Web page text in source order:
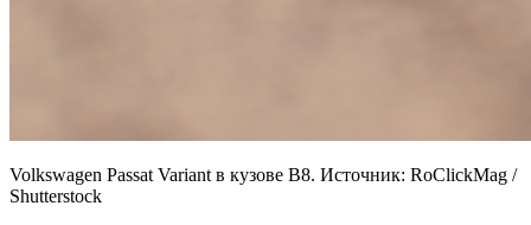
Volkswagen Passat Variant в кузове B8. Источник: RoClickMag /
Shutterstock